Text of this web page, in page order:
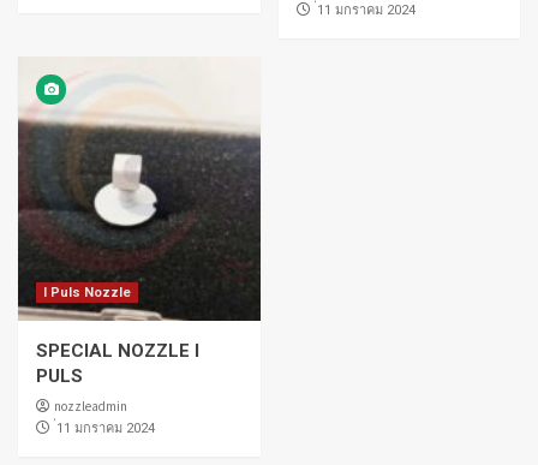
่11 มกราคม 2024
I Puls Nozzle
SPECIAL NOZZLE I
PULS
nozzleadmin
่11 มกราคม 2024